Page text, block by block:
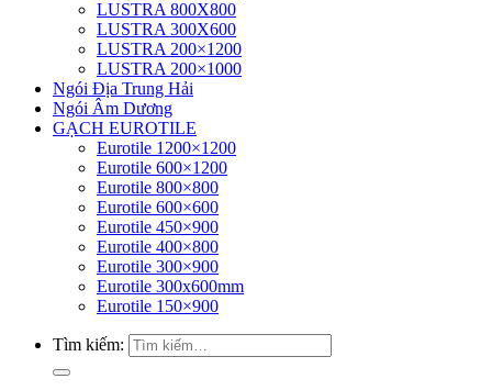
LUSTRA 800X800
LUSTRA 300X600
LUSTRA 200×1200
LUSTRA 200×1000
Ngói Địa Trung Hải
Ngói Âm Dương
GẠCH EUROTILE
Eurotile 1200×1200
Eurotile 600×1200
Eurotile 800×800
Eurotile 600×600
Eurotile 450×900
Eurotile 400×800
Eurotile 300×900
Eurotile 300x600mm
Eurotile 150×900
Tìm kiếm: